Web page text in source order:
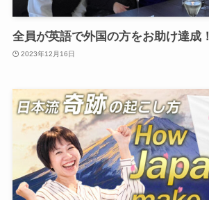
全員が英語で外国の方をお助け達成！
2023年12月16日